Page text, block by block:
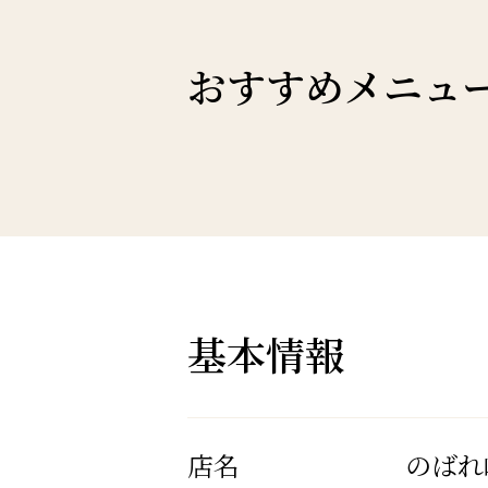
おすすめメニュ
基本情報
店名 のば